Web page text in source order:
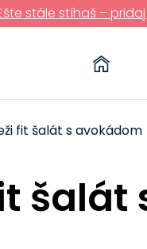
stále stíhaš – pridaj
fit šalát s avokádom